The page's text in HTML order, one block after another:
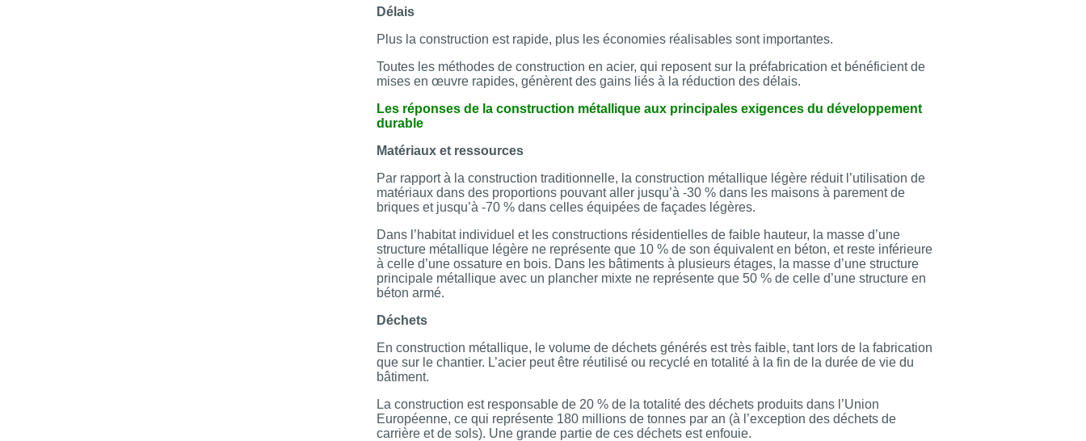
Délais
Plus la construction est rapide, plus les économies réalisables sont importantes.
Toutes les méthodes de construction en acier, qui reposent sur la préfabrication et bénéficient de
mises en œuvre rapides, génèrent des gains liés à la réduction des délais.
Les réponses de la construction métallique aux principales exigences du développement
durable
Matériaux et ressources
Par rapport à la construction traditionnelle, la construction métallique légère réduit l’utilisation de
matériaux dans des proportions pouvant aller jusqu’à -30 % dans les maisons à parement de
briques et jusqu’à -70 % dans celles équipées de façades légères.
Dans l’habitat individuel et les constructions résidentielles de faible hauteur, la masse d’une
structure métallique légère ne représente que 10 % de son équivalent en béton, et reste inférieure
à celle d’une ossature en bois. Dans les bâtiments à plusieurs étages, la masse d’une structure
principale métallique avec un plancher mixte ne représente que 50 % de celle d’une structure en
béton armé.
Déchets
En construction métallique, le volume de déchets générés est très faible, tant lors de la fabrication
que sur le chantier. L’acier peut être réutilisé ou recyclé en totalité à la fin de la durée de vie du
bâtiment.
La construction est responsable de 20 % de la totalité des déchets produits dans l’Union
Européenne, ce qui représente 180 millions de tonnes par an (à l’exception des déchets de
carrière et de sols). Une grande partie de ces déchets est enfouie.